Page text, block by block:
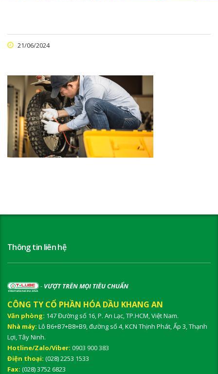
21/06/2024
Thông tin liên hệ
- VƯỢT TRÊN MỌI TIÊU CHUẨN
CÔNG TY CỔ PHẦN HÓA DẦU KHANG AN
Văn phòng: 147 Đường số 16, P. An Lạc, TP.HCM, Việt Nam.
Nhà máy: Lô B6+B7+B8+B9, đường số 4, KCN Thịnh Phát, Ấp 3, Thạnh
Lợi, Tây Ninh.
Hotline/Zalo/Viber: 0903 900 383
Điện thoại: (028) 2253 1533
Fax: (028) 3752 6823